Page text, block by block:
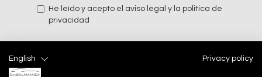
He leído y acepto el aviso legal y la politica de
privacidad
English Privacy policy